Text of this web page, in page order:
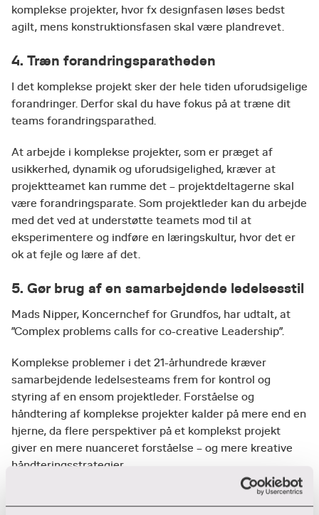
komplekse projekter, hvor fx designfasen løses bedst
agilt, mens konstruktionsfasen skal være plandrevet.
4. Træn forandringsparatheden
I det komplekse projekt sker der hele tiden uforudsigelige
forandringer. Derfor skal du have fokus på at træne dit
teams forandringsparathed.
At arbejde i komplekse projekter, som er præget af
usikkerhed, dynamik og uforudsigelighed, kræver at
projektteamet kan rumme det – projektdeltagerne skal
være forandringsparate. Som projektleder kan du arbejde
med det ved at understøtte teamets mod til at
eksperimentere og indføre en læringskultur, hvor det er
ok at fejle og lære af det.
5. Gør brug af en samarbejdende ledelsesstil
Mads Nipper, Koncernchef for Grundfos, har udtalt, at
”Complex problems calls for co-creative Leadership”.
Komplekse problemer i det 21-århundrede kræver
samarbejdende ledelsesteams frem for kontrol og
styring af en ensom projektleder. Forståelse og
håndtering af komplekse projekter kalder på mere end en
hjerne, da flere perspektiver på et komplekst projekt
giver en mere nuanceret forståelse – og mere kreative
håndteringsstrategier.
Etabler derfor fx et lille projektledelsesteam på 3-4